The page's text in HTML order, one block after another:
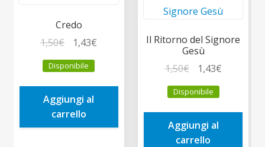
Credo
1,50€
prezzo
originale
era:
1,50€.
1,43€
è:
Disponibile
Aggiungi al
carrello
Il Ritorno del Signore
Gesù
1,50€
prezzo
originale
era:
1,50€.
1,43€Il
è:
Disponibile
Aggiungi al
carrello